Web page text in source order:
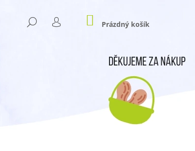
HLEDAT
PŘIHLÁŠENÍ
NÁKUPNÍ
KOŠÍK
Prázdný košík